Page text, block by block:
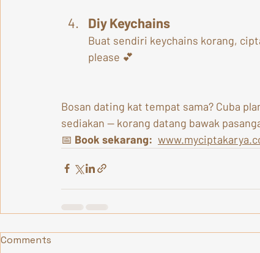
Diy Keychains
Buat sendiri keychains korang,
please 💕
Bosan dating kat tempat sama? Cuba
sediakan — korang datang bawak
📅 Book sekarang:
Comments